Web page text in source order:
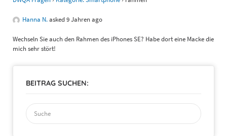
Hanna N.asked 9 Jahren ago
Wechseln Sie auch den Rahmen des iPhones SE? Habe dort eine Macke die
mich sehr stört!
BEITRAG SUCHEN:
Suchen
nach: